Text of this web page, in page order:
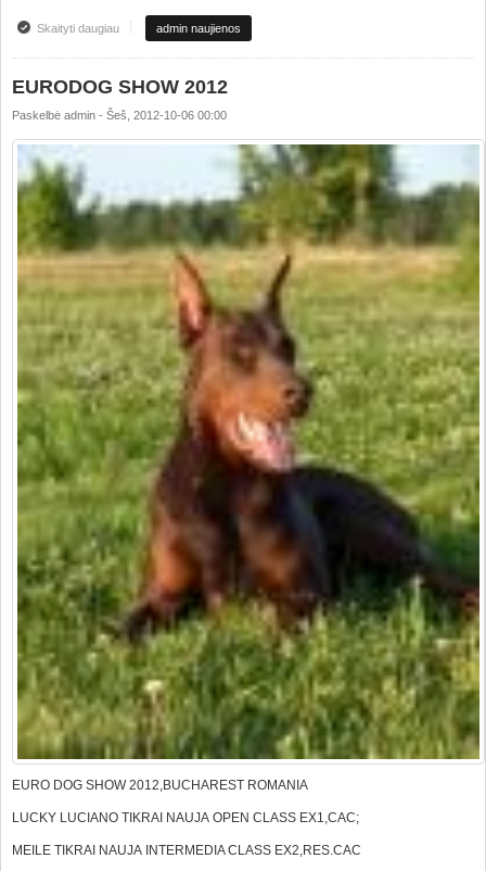
Skaityti daugiauapie EURODOG SHOW 2012
admin naujienos
EURODOG SHOW 2012
Paskelbė admin - Šeš, 2012-10-06 00:00
EURO DOG SHOW 2012,BUCHAREST ROMANIA
LUCKY LUCIANO TIKRAI NAUJA OPEN CLASS EX1,CAC;
MEILE TIKRAI NAUJA INTERMEDIA CLASS EX2,RES.CAC